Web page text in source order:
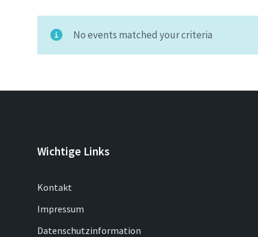
No events matched your criteria
Wichtige Links
Kontakt
Impressum
Datenschutzinformation